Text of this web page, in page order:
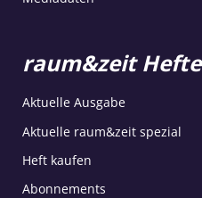
raum&zeit Hefte
Aktuelle Ausgabe
Aktuelle raum&zeit spezial
Heft kaufen
Abonnements